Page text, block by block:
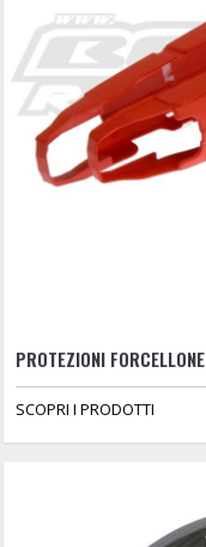
PROTEZIONI FORCELLONE
SCOPRI I PRODOTTI